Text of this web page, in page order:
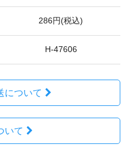
286円(税込)
H-47606
について
いて